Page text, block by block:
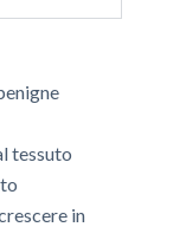
tessuto
in